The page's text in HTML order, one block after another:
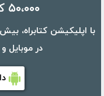
۵۰،۰۰۰ کتاب در موبایل شما
در موبایل